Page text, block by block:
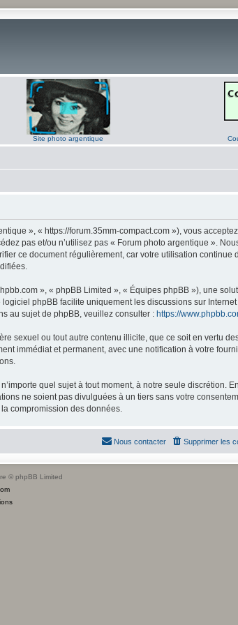
Site photo argentique
», « https://forum.35mm-compact.com »), vous
pas et/ou n’utilisez pas « Forum photo argentique ».
ce document régulièrement, car votre utilisation continue
», « phpBB Limited », « Équipes phpBB »), une
logiciel phpBB facilite uniquement les discussions sur
au sujet de phpBB, veuillez consulter : https://
sexuel ou tout autre contenu illicite, que ce soit en vertu
immédiat et permanent, avec une notification à votre
quel sujet à tout moment, à notre seule discrétion.
ne soient pas divulguées à un tiers sans votre
compromission des données.
Supprimer les
Nous contacter
© phpBB Limited